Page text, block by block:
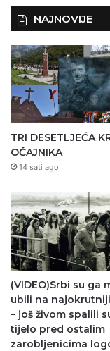
NAJNOVIJE
TRI DESETLJEĆA
OČAJNIKA
14 sati ago
(VIDEO)Srbi su ga
ubili na
– još živom spalili
tijelo pred ostalim
zarobljenicima